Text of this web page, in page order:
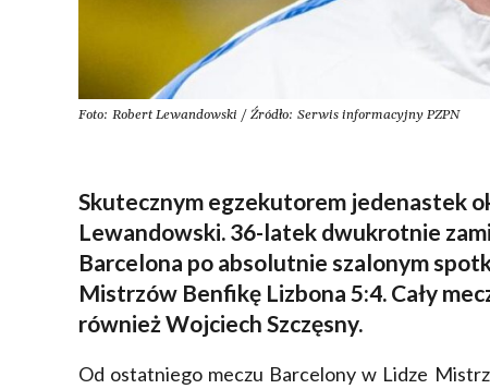
Foto: Robert Lewandowski / Źródło: Serwis informacyjny PZPN
Skutecznym egzekutorem jedenastek
Lewandowski. 36-latek dwukrotnie
Barcelona po absolutnie szalonym
Mistrzów Benfikę Lizbona 5:4. Cały
również Wojciech Szczęsny.
Od ostatniego meczu Barcelony w Lidze